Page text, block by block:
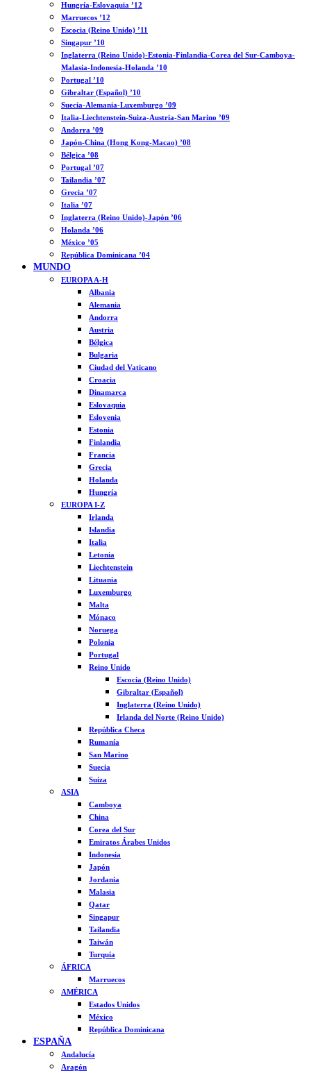
Hungría-Eslovaquia ’12
Marruecos ’12
Escocia (Reino Unido) ’11
Singapur ’10
Inglaterra (Reino Unido)-Estonia-Finlandia-Corea del Sur-Camboya-
Malasia-Indonesia-Holanda ’10
Portugal ’10
Gibraltar (Español) ’10
Suecia-Alemania-Luxemburgo ’09
Italia-Liechtenstein-Suiza-Austria-San Marino ’09
Andorra ’09
Japón-China (Hong Kong-Macao) ’08
Bélgica ’08
Portugal ’07
Tailandia ’07
Grecia ’07
Italia ’07
Inglaterra (Reino Unido)-Japón ’06
Holanda ’06
México ’05
República Dominicana ’04
MUNDO
EUROPA A-H
Albania
Alemania
Andorra
Austria
Bélgica
Bulgaria
Ciudad del Vaticano
Croacia
Dinamarca
Eslovaquia
Eslovenia
Estonia
Finlandia
Francia
Grecia
Holanda
Hungría
EUROPA I-Z
Irlanda
Islandia
Italia
Letonia
Liechtenstein
Lituania
Luxemburgo
Malta
Mónaco
Noruega
Polonia
Portugal
Reino Unido
Escocia (Reino Unido)
Gibraltar (Español)
Inglaterra (Reino Unido)
Irlanda del Norte (Reino Unido)
República Checa
Rumanía
San Marino
Suecia
Suiza
ASIA
Camboya
China
Corea del Sur
Emiratos Árabes Unidos
Indonesia
Japón
Jordania
Malasia
Qatar
Singapur
Tailandia
Taiwán
Turquía
ÁFRICA
Marruecos
AMÉRICA
Estados Unidos
México
República Dominicana
ESPAÑA
Andalucía
Aragón